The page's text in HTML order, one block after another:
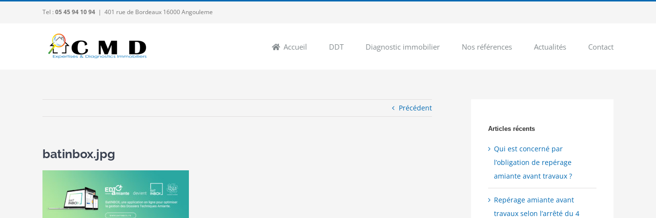
Tel : 05 45 94 10 94 | 401 rue de Bordeaux 16000 Angouleme
Accueil DDT Diagnostic immobilier Nos références Actualités Contact
Précédent
batinbox.jpg
Articles récents
Qui est concerné par
l’obligation de repérage
amiante avant travaux ?
Repérage amiante avant
travaux selon l’arrêté du 4